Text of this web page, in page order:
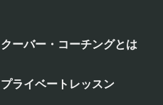
クーバー・コーチングとは
プライベートレッスン